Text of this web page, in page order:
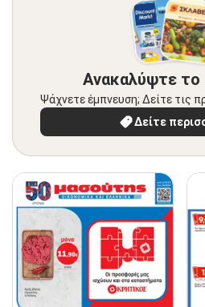
Ανακαλύψτε το
Ψάχνετε έμπνευση; Δείτε τις
Δείτε